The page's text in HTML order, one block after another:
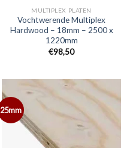
MULTIPLEX PLATEN
Vochtwerende Multiplex
Hardwood – 18mm – 2500 x
1220mm
€98,50
25mm